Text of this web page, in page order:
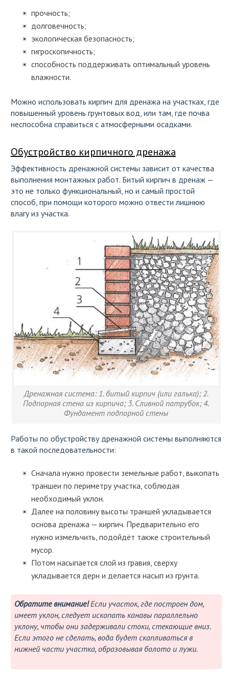
прочность;
долговечность;
экологическая безопасность;
гигроскопичность;
способность поддерживать оптимальный уровень
влажности.
Можно использовать кирпич для дренажа на участках, где
повышенный уровень грунтовых вод, или там, где почва
неспособна справиться с атмосферными осадками.
Обустройство кирпичного дренажа
Эффективность дренажной системы зависит от качества
выполнения монтажных работ. Битый кирпич в дренаж —
это не только функциональный, но и самый простой
способ, при помощи которого можно отвести лишнюю
влагу из участка.
Дренажная система: 1. битый кирпич (или галька); 2.
Подпорная стена из кирпича; 3. Сливной патрубок; 4.
Фундамент подпорной стены
Работы по обустройству дренажной системы выполняются
в такой последовательности:
Сначала нужно провести земельные работ, выкопать
траншеи по периметру участка, соблюдая
необходимый уклон.
Далее на половину высоты траншей укладывается
основа дренажа — кирпич. Предварительно его
нужно измельчить, подойдёт также строительный
мусор.
Потом насыпается слой из гравия, сверху
укладывается дерн и делается насып из грунта.
Обратите внимание!Если участок, где построен дом,
имеет уклон, следует ископать канавы параллельно
уклону, чтобы они задерживали стоки, стекающие вниз.
Если этого не сделать, вода будет скапливаться в
нижней части участка, образовывая болото и лужи.